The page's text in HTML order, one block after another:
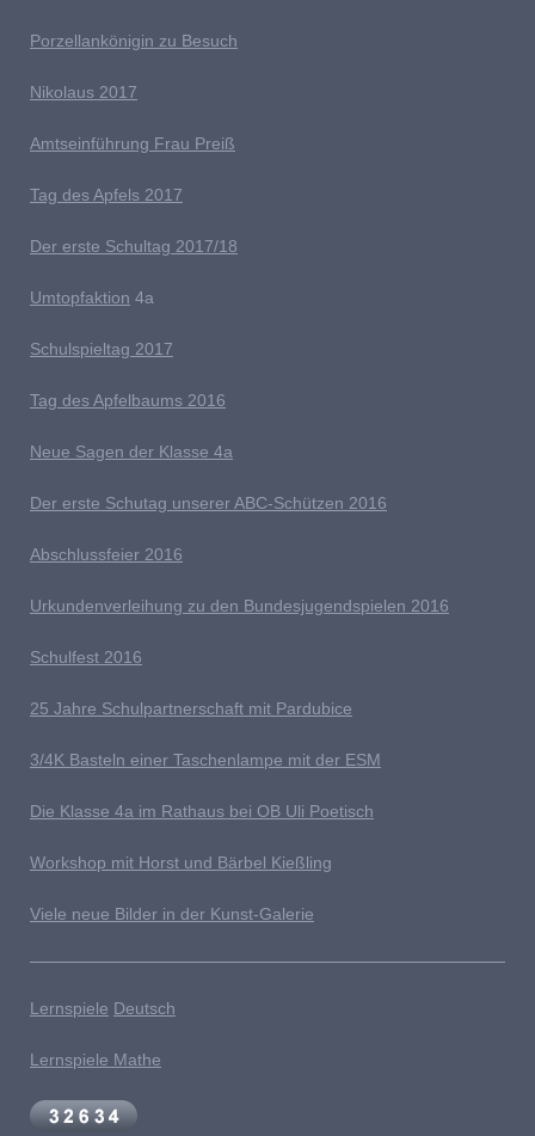
Porzellankönigin zu Besuch
Nikolaus 2017
Amtseinführung Frau Preiß
Tag des Apfels 2017
Der erste Schultag 2017/18
Umtopfaktion 4a
Schulspieltag 2017
Tag des Apfelbaums 2016
Neue Sagen der Klasse 4a
Der erste Schutag unserer ABC-Schützen 2016
Abschlussfeier 2016
Urkundenverleihung zu den Bundesjugendspielen 2016
Schulfest 2016
25 Jahre Schulpartnerschaft mit Pardubice
3/4K Basteln einer Taschenlampe mit der ESM
Die Klasse 4a im Rathaus bei OB Uli Poetisch
Workshop mit Horst und Bärbel Kießling
Viele neue Bilder in der Kunst-Galerie
Lernspiele Deutsch
Lernspiele Mathe